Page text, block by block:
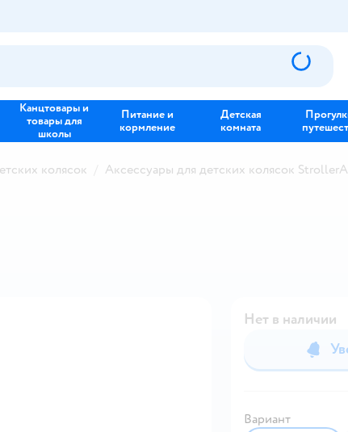
Канцтовары и
товары для
школы
Питание и
кормление
Детская
комната
колясок Аксессуары для детских колясок
Нет в наличии
Вариант